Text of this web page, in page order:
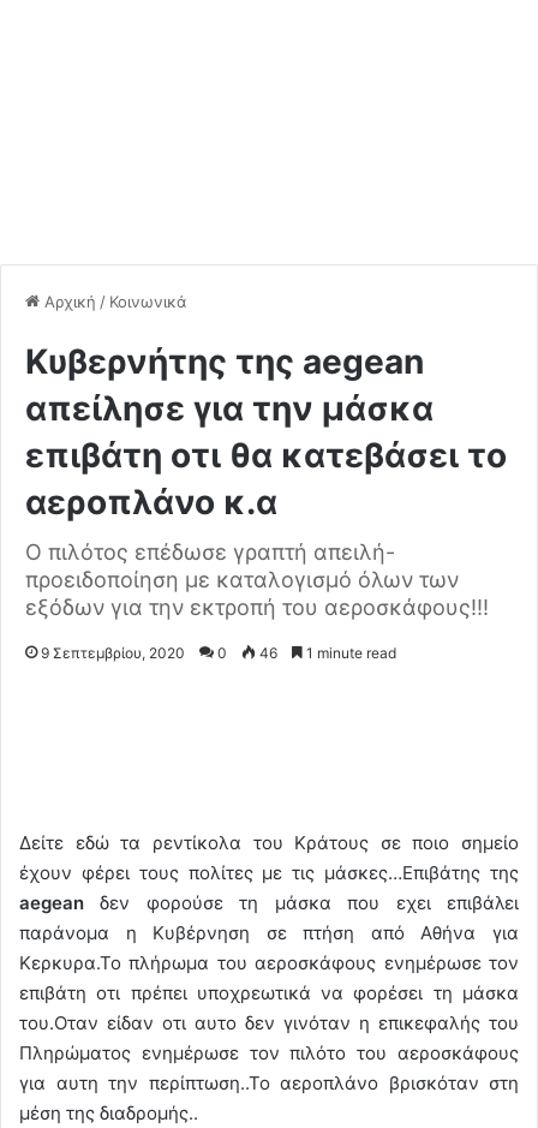
Αρχική / Κοινωνικά
Kυβερνήτης της aegean
απείλησε για την μάσκα
επιβάτη οτι θα κατεβάσει το
αεροπλάνο κ.α
Ο πιλότος επέδωσε γραπτή απειλή-
προειδοποίηση με καταλογισμό όλων των
εξόδων για την εκτροπή του αεροσκάφους!!!
9 Σεπτεμβρίου, 2020 0 46 1 minute read
Δείτε εδώ τα ρεντίκολα του Κράτους σε ποιο σημείο
έχουν φέρει τους πολίτες με τις μάσκες…Επιβάτης της
aegean δεν φορούσε τη μάσκα που εχει επιβάλει
παράνομα η Κυβέρνηση σε πτήση από Αθήνα για
Κερκυρα.Το πλήρωμα του αεροσκάφους ενημέρωσε τον
επιβάτη οτι πρέπει υποχρεωτικά να φορέσει τη μάσκα
του.Οταν είδαν οτι αυτο δεν γινόταν η επικεφαλής του
Πληρώματος ενημέρωσε τον πιλότο του αεροσκάφους
για αυτη την περίπτωση..Το αεροπλάνο βρισκόταν στη
μέση της διαδρομής..